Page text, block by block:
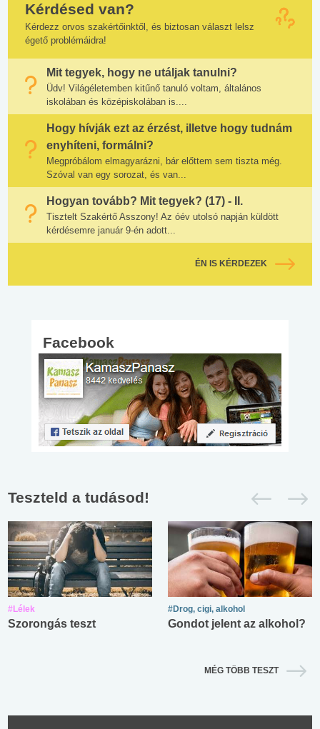
Kérdésed van?
Kérdezz orvos szakértőinktől, és biztosan választ lelsz
égető problémáidra!
Mit tegyek, hogy ne utáljak tanulni?
Üdv! Világéletemben kitűnő tanuló voltam, általános
iskolában és középiskolában is....
Hogy hívják ezt az érzést, illetve hogy tudnám
enyhíteni, formálni?
Megpróbálom elmagyarázni, bár előttem sem tiszta még.
Szóval van egy sorozat, és van...
Hogyan tovább? Mit tegyek? (17) - II.
Tisztelt Szakértő Asszony! Az óév utolsó napján küldött
kérdésemre január 9-én adott...
ÉN IS KÉRDEZEK
Facebook
Teszteld a tudásod!
#Lélek
Szorongás teszt
#Drog, cigi, alkohol
Gondot jelent az alkohol?
MÉG TÖBB TESZT